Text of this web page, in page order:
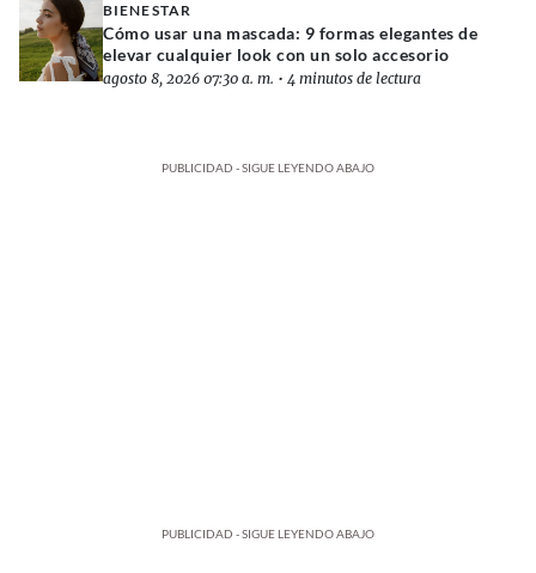
BIENESTAR
Cómo usar una mascada: 9 formas elegantes de
elevar cualquier look con un solo accesorio
agosto 8, 2026 07:30 a. m. • 4 minutos de lectura
PUBLICIDAD - SIGUE LEYENDO ABAJO
PUBLICIDAD - SIGUE LEYENDO ABAJO